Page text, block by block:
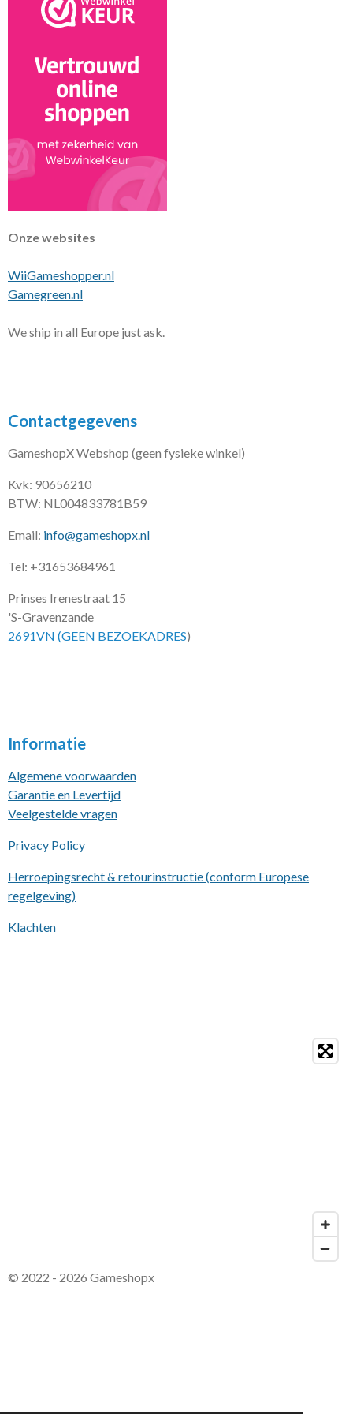
Onze websites
WiiGameshopper.nl
Gamegreen.nl
We ship in all Europe just ask.
Contactgegevens
GameshopX Webshop (geen fysieke winkel)
Kvk: 90656210
BTW: NL004833781B59
Email: info@gameshopx.nl
Tel: +31653684961
Prinses Irenestraat 15
'S-Gravenzande
2691VN (GEEN BEZOEKADRES)
Informatie
Algemene voorwaarden
Garantie en Levertijd
Veelgestelde vragen
Privacy Policy
Herroepingsrecht & retourinstructie (conform Europese
regelgeving)
Klachten
© 2022 - 2026 Gameshopx